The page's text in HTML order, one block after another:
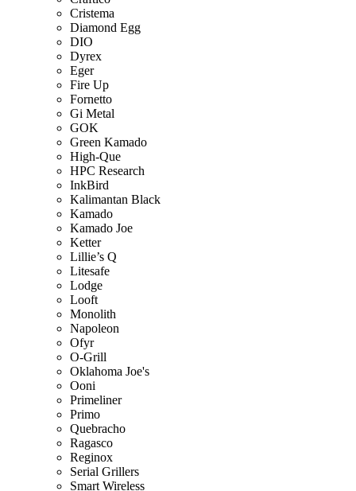
Cristema
Diamond Egg
DIO
Dyrex
Eger
Fire Up
Fornetto
Gi Metal
GOK
Green Kamado
High-Que
HPC Research
InkBird
Kalimantan Black
Kamado
Kamado Joe
Ketter
Lillie’s Q
Litesafe
Lodge
Looft
Monolith
Napoleon
Ofyr
O-Grill
Oklahoma Joe's
Ooni
Primeliner
Primo
Quebracho
Ragasco
Reginox
Serial Grillers
Smart Wireless